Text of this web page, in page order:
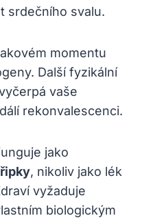
srdečního svalu.
momentu
Další fyzikální
vaše
rekonvalescenci.
jako
, nikoliv jako lék
vyžaduje
biologickým